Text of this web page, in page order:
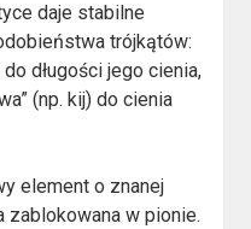
daje stabilne
trójkątów:
długości jego cienia,
(np. kij) do cienia
element o znanej
zablokowana w pionie.